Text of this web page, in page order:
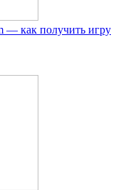
— как получить игру